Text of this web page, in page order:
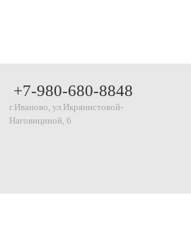
+7-980-680-8848
г.Иваново, ул.Икрянистовой-
Наговициной, 6